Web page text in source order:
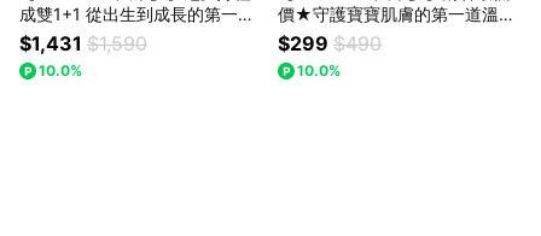
成雙1+1 從出生到成長的第一條
蓋毯｜考拉純棉包巾被（四季適
用）
$1,431 $1,590
10.0%
價★守護寶寶肌膚的第一道溫柔
｜考拉純棉新生兒服（防抓反袖
設計）
$299 $490
10.0%